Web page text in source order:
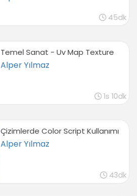
45dk
Temel Sanat - Uv Map Texture
Alper Yılmaz
1s 10dk
Çizimlerde Color Script Kullanımı
Alper Yılmaz
43dk